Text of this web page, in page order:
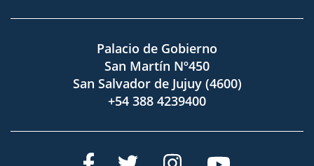
Palacio de Gobierno
San Martín Nº450
San Salvador de Jujuy (4600)
+54 388 4239400